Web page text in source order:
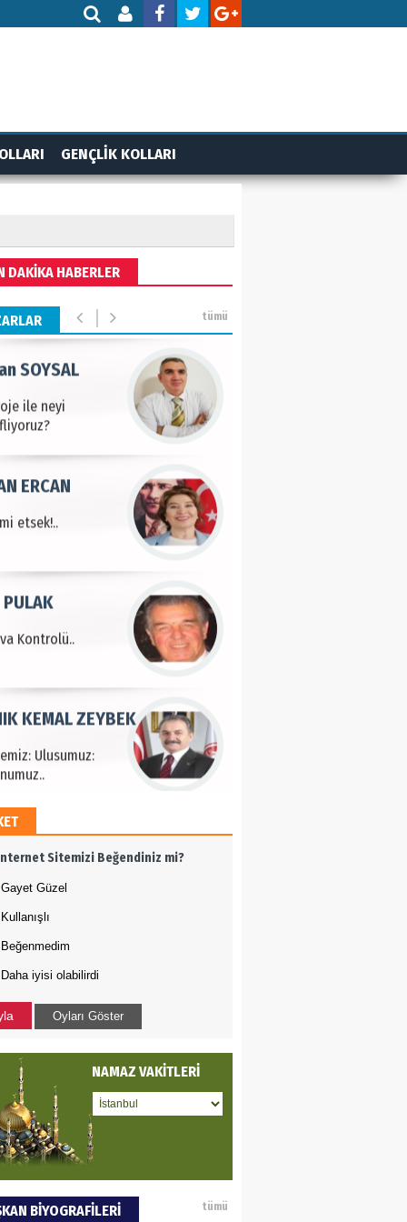
GENÇLİK KOLLARI
DAKİKA HABERLER
tümü
TAŞDEMİR
- Sağlık turizminde
başarı…
BULUZ
tarımla para
ile neyi
SOYSAL
etsek!..
ERCAN
Kontrolü..
PULAK
Ulusumuz:
KEMAL ZEYBEK
12 Eylül..
TAŞDEMİR
- Sağlık turizminde
başarı…
BULUZ
tarımla para
ile neyi
SOYSAL
Sitemizi Beğendiniz mi?
Gayet Güzel
Kullanışlı
Beğenmedim
Daha iyisi olabilirdi
Oyları Göster
NAMAZ VAKİTLERİ
BİYOGRAFİLERİ tümü